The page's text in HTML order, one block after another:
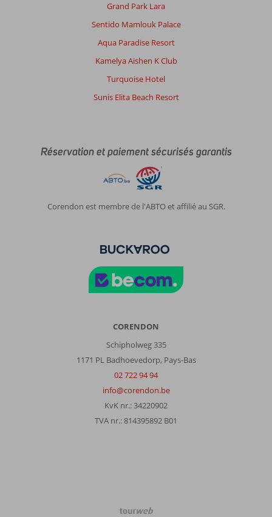
Grand Park Lara
Sentido Mamlouk Palace
Aqua Paradise Resort
Kamelya Aishen K Club
Turquoise Hotel
Sunis Elita Beach Resort
Réservation et paiement sécurisés garantis
Corendon est membre de l'ABTO et affilié au SGR.
CORENDON
Schipholweg 335
1171 PL Badhoevedorp, Pays-Bas
02 722 94 94
info@corendon.be
KvK nr.: 34220902
TVA nr.: 814395892 B01
TourWeb